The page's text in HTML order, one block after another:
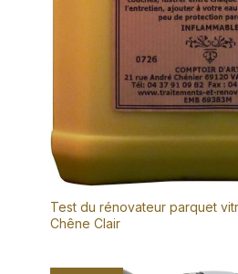
Test du rénovateur parquet
Chêne Clair